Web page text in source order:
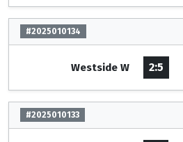
#2025010134
Westside W 2:5
#2025010133